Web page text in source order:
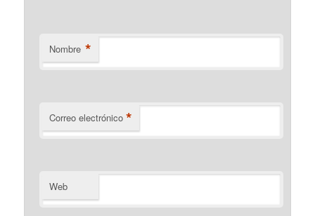
Nombre *
Correo electrónico *
Web